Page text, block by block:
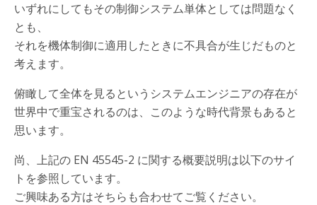
いずれにしてもその制御システム単体としては問題なく
とも、
それを機体制御に適用したときに不具合が生じだものと
考えます。
俯瞰して全体を見るというシステムエンジニアの存在が
世界中で重宝されるのは、このような時代背景もあると
思います。
尚、上記の EN 45545-2 に関する概要説明は以下のサイ
トを参照しています。
ご興味ある方はそちらも合わせてご覧ください。